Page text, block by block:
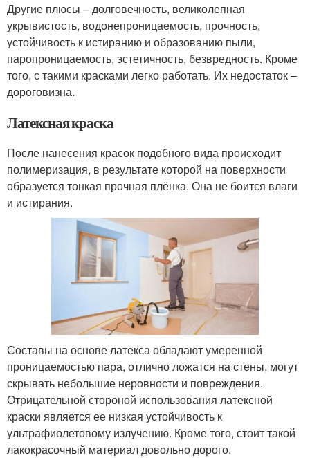
Другие плюсы – долговечность, великолепная
укрывистость, водонепроницаемость, прочность,
устойчивость к истиранию и образованию пыли,
паропроницаемость, эстетичность, безвредность. Кроме
того, с такими красками легко работать. Их недостаток –
дороговизна.
Латексная краска
После нанесения красок подобного вида происходит
полимеризация, в результате которой на поверхности
образуется тонкая прочная плёнка. Она не боится влаги
и истирания.
Составы на основе латекса обладают умеренной
проницаемостью пара, отлично ложатся на стены, могут
скрывать небольшие неровности и повреждения.
Отрицательной стороной использования латексной
краски является ее низкая устойчивость к
ультрафиолетовому излучению. Кроме того, стоит такой
лакокрасочный материал довольно дорого.